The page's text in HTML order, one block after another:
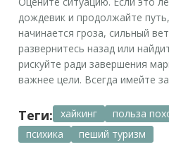
дождевик и продолжайте
начинается гроза, сильный
развернитесь назад или
рискуйте ради завершения
важнее цели. Всегда имейте
Теги: хайкинг польза
психика
пеший туризм